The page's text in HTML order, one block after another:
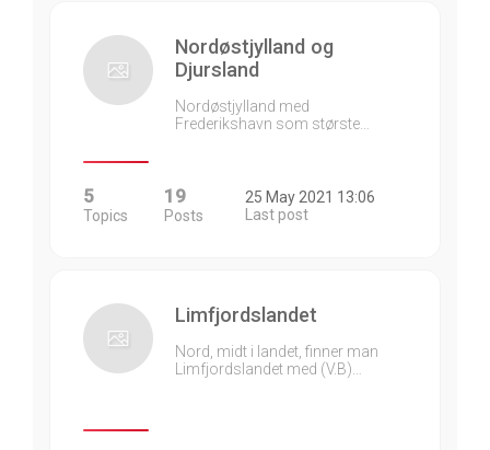
Nordøstjylland og
Djursland
Nordøstjylland med
Frederikshavn som største…
5
Topics
19
Posts
25 May 2021 13:06
Last post
Limfjordslandet
Nord, midt i landet, finner man
Limfjordslandet med (V.B)…